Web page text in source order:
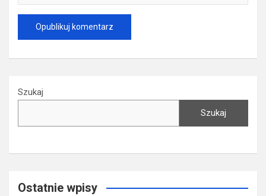
Szukaj
Szukaj
Ostatnie wpisy